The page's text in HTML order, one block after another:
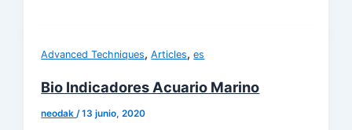
Advanced Techniques,Articles,es
Bio Indicadores Acuario Marino
neodak/13 junio, 2020